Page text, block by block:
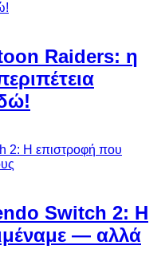
Raiders: η
Switch 2: Η
— αλλά